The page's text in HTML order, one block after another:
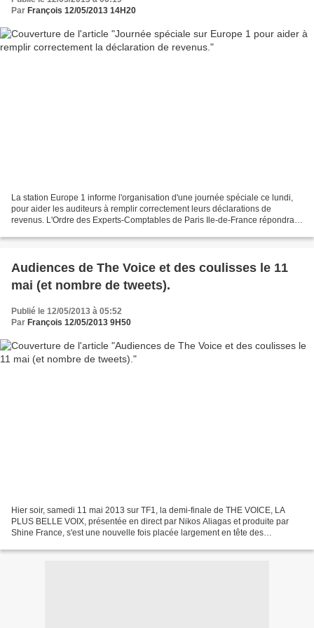
Par François 12/05/2013 14H20
La station Europe 1 informe l'organisation d'une journée spéciale ce lundi,
pour aider les auditeurs à remplir correctement leurs déclarations de
revenus. L'Ordre des Experts-Comptables de Paris Ile-de-France répondra à
Audiences de The Voice et des coulisses le 11
mai (et nombre de tweets).
Publié le 12/05/2013 à 05:52
Par François 12/05/2013 9H50
Hier soir, samedi 11 mai 2013 sur TF1, la demi-finale de THE VOICE, LA
PLUS BELLE VOIX, présentée en direct par Nikos Aliagas et produite par
Shine France, s'est une nouvelle fois placée largement en tête des